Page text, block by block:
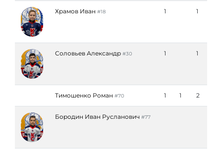
Храмов Иван #18 1 1
Соловьев Александр #30 1 1
Тимошенко Роман #70 1 1 2
Бородин Иван Русланович #77